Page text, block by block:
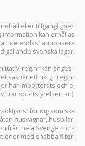
eller tillgänglighet.
information kan erhållas
de endast annonsera
gällande svenska lagar.
V-reg.nr kan anges i
saknar ett riktigt reg.nr
har importerats och ej
Transportstyrelsen än).
för dig som ska
, husvagnar, husbilar,
från hela Sverige. Hitta
med snabba filter.